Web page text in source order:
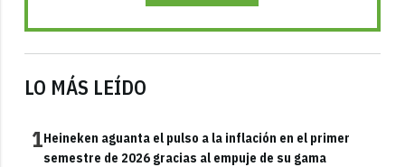
LO MÁS LEÍDO
1Heineken aguanta el pulso a la inflación en el primer
semestre de 2026 gracias al empuje de su gama